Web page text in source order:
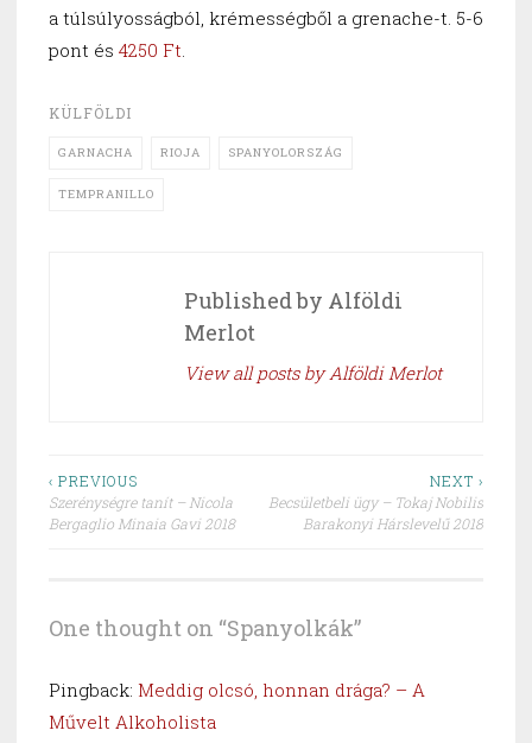
a túlsúlyosságból, krémességből a grenache-t. 5-6
pont és 4250 Ft.
KÜLFÖLDI
GARNACHA RIOJA SPANYOLORSZÁG
TEMPRANILLO
Published by Alföldi
Merlot
View all posts by Alföldi Merlot
Post
navigation
‹ PREVIOUS
Szerénységre tanít – Nicola
Bergaglio Minaia Gavi 2018
NEXT ›
Becsületbeli ügy – Tokaj Nobilis
Barakonyi Hárslevelű 2018
One thought on “Spanyolkák”
Pingback: Meddig olcsó, honnan drága? – A
Művelt Alkoholista